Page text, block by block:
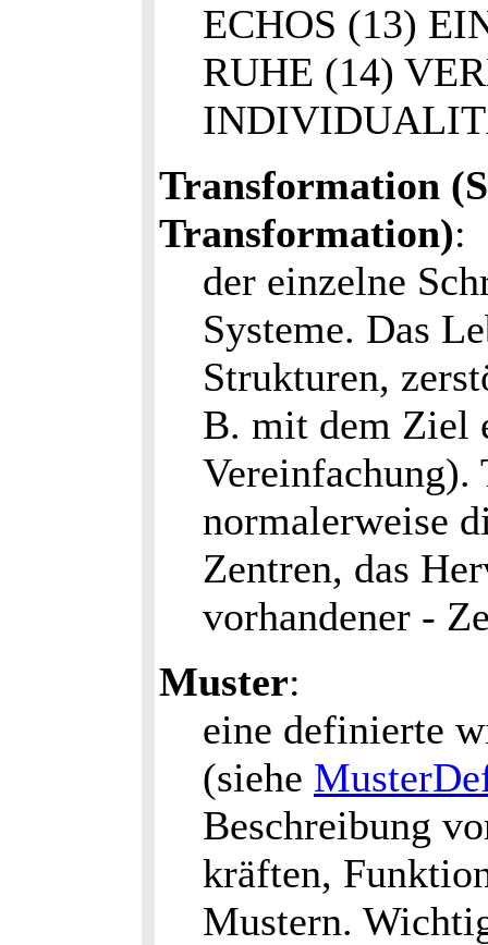
ECHOS (13)
RUHE (14)
Transformation
Transformation):
der einzelne
Systeme. Das
Strukturen,
B. mit dem Ziel
Vereinfachung).
normalerweise
Zentren, das
vorhandener -
Muster:
eine definierte
(siehe
Beschreibung
kräften,
Mustern.